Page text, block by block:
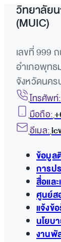
วิทยาลัย
(MUIC)
เลขที่ 999
อำเภอพุท
จังหวัดนคร
โทรศัพท์:
มือถือ:
อีเมล:
ข้อมูล
การป
สื่อแล
ศูนย์ส
แจ้งข้
นโยบ
งานพั